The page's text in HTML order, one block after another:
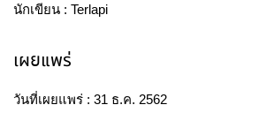
นักเขียน : Terlapi
เผยแพร่
วันที่เผยแพร่ : 31 ธ.ค. 2562